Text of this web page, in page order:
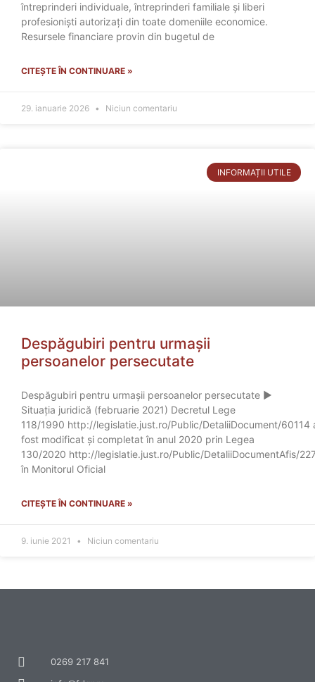
întreprinderi individuale, întreprinderi familiale și liberi
profesioniști autorizați din toate domeniile economice.
Resursele financiare provin din bugetul de
CITEȘTE ÎN CONTINUARE »
29. ianuarie 2026 Niciun comentariu
INFORMAȚII UTILE
Despăgubiri pentru urmașii
persoanelor persecutate
Despăgubiri pentru urmașii persoanelor persecutate ►
Situația juridică (februarie 2021) Decretul Lege
118/1990 http://legislatie.just.ro/Public/DetaliiDocument/60114
fost modificat și completat în anul 2020 prin Legea
130/2020 http://legislatie.just.ro/Public/DetaliiDocumentAfis/
în Monitorul Oficial
CITEȘTE ÎN CONTINUARE »
9. iunie 2021 Niciun comentariu
0269 217 841